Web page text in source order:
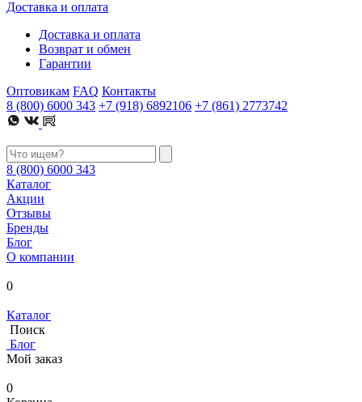
Доставка и оплата
Доставка и оплата
Возврат и обмен
Гарантии
Оптовикам FAQ Контакты
8 (800) 6000 343 +7 (918) 6892106 +7 (861) 2773742
8 (800) 6000 343
Каталог
Акции
Отзывы
Бренды
Блог
О компании
0
Каталог
Поиск
Блог
Мой заказ
0